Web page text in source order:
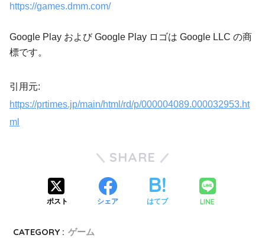
https://games.dmm.com/
Google Play および Google Play ロゴは Google LLC の商
標です。
引用元:
https://prtimes.jp/main/html/rd/p/000004089.000032953.ht
ml
SHARE
ポスト シェア はてブ LINE
CATEGORY : ゲーム